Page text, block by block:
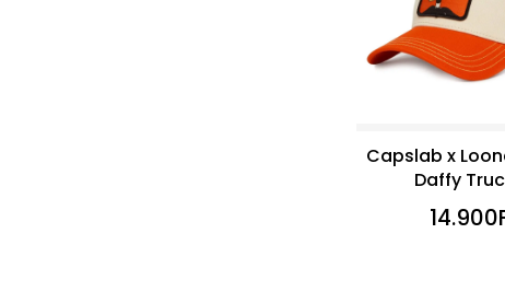
Capslab x
Daffy
14.900